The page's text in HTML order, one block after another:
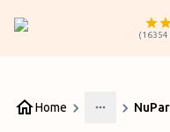
(16354
Home
More